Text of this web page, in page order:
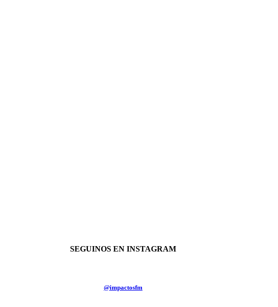
SEGUINOS EN INSTAGRAM
@impactosfm